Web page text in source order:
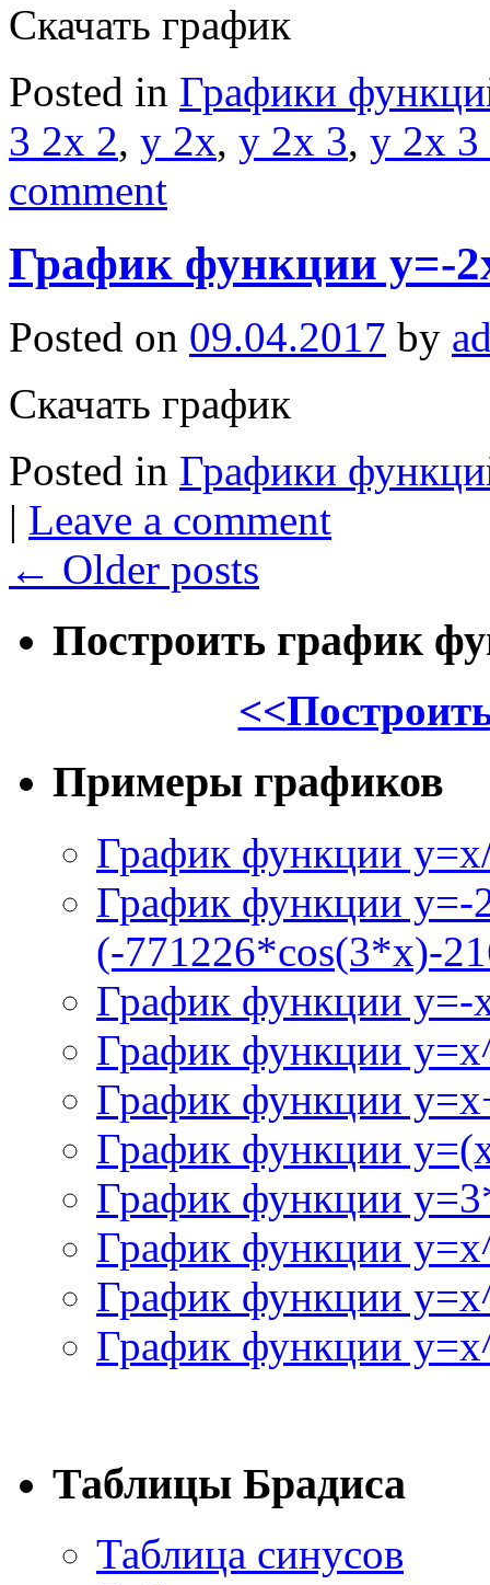
Скачать график
Posted in Графики
3 2x 2, y 2x, y 2x 3, y 2x 3
comment
График функции y=-
Posted on 09.04.2017 by
Скачать график
Posted in Графики
| Leave a comment
← Older posts
Построить график
Примеры графиков
График функции
График функции y=-
(-771226*cos(3*x)-
График функции
График функции
График функции
График функции
График функции
График функции
График функции
График функции
Таблицы Брадиса
Таблица синусов